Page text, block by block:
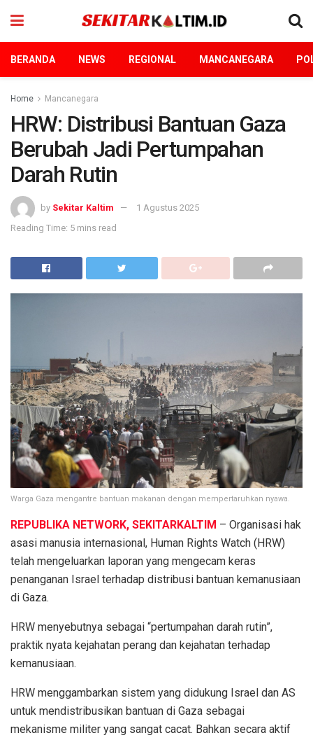
BERANDA NEWS REGIONAL MANCANEGARA
Home Mancanegara
HRW: Distribusi Bantuan Gaza
Berubah Jadi Pertumpahan
Darah Rutin
by Sekitar Kaltim
1 Agustus 2025
Reading Time: 5 mins read
Warga Gaza mengantre bantuan makanan dengan mempertaruhkan nyawa.
REPUBLIKA NETWORK, SEKITARKALTIM – Organisasi hak
asasi manusia internasional, Human Rights Watch (HRW)
telah mengeluarkan laporan yang mengecam keras
penanganan Israel terhadap distribusi bantuan kemanusiaan
di Gaza.
HRW menyebutnya sebagai “pertumpahan darah rutin”,
praktik nyata kejahatan perang dan kejahatan terhadap
kemanusiaan.
HRW menggambarkan sistem yang didukung Israel dan AS
untuk mendistribusikan bantuan di Gaza sebagai
mekanisme militer yang sangat cacat. Bahkan secara aktif